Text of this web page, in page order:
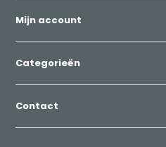
Mijn account
Categorieën
Contact